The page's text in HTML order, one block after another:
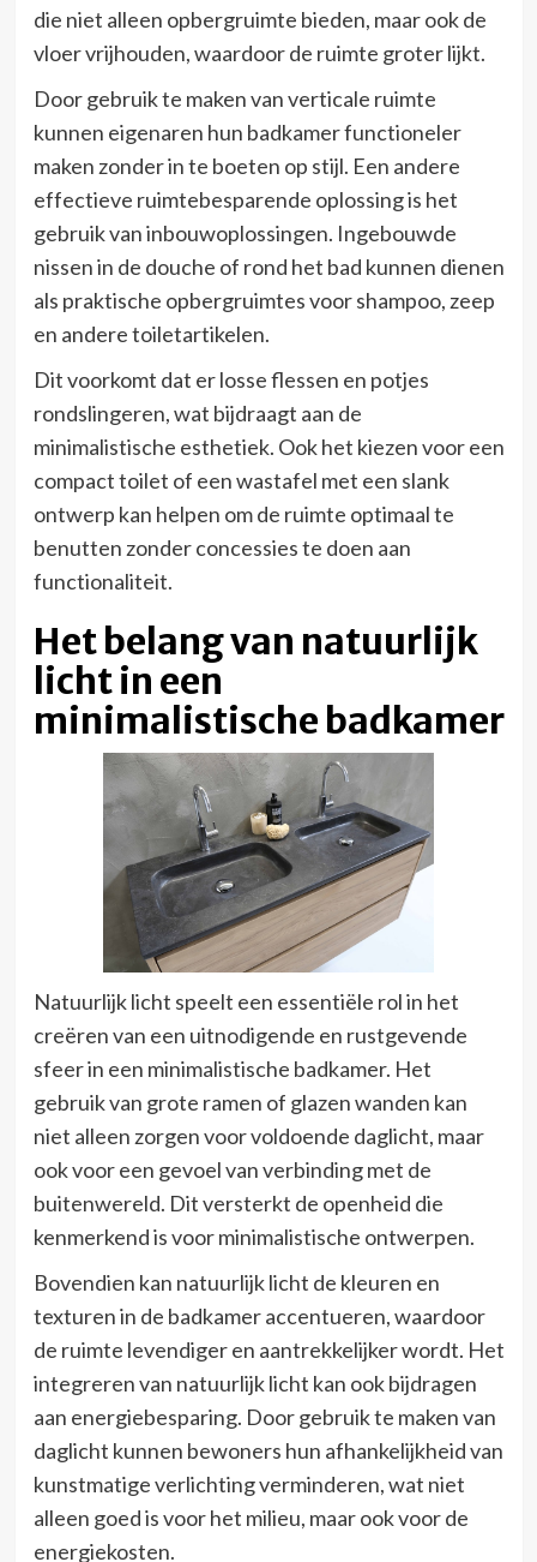
die niet alleen opbergruimte bieden, maar ook de
vloer vrijhouden, waardoor de ruimte groter lijkt.
Door gebruik te maken van verticale ruimte
kunnen eigenaren hun badkamer functioneler
maken zonder in te boeten op stijl. Een andere
effectieve ruimtebesparende oplossing is het
gebruik van inbouwoplossingen. Ingebouwde
nissen in de douche of rond het bad kunnen dienen
als praktische opbergruimtes voor shampoo, zeep
en andere toiletartikelen.
Dit voorkomt dat er losse flessen en potjes
rondslingeren, wat bijdraagt aan de
minimalistische esthetiek. Ook het kiezen voor een
compact toilet of een wastafel met een slank
ontwerp kan helpen om de ruimte optimaal te
benutten zonder concessies te doen aan
functionaliteit.
Het belang van natuurlijk
licht in een
minimalistische badkamer
Natuurlijk licht speelt een essentiële rol in het
creëren van een uitnodigende en rustgevende
sfeer in een minimalistische badkamer. Het
gebruik van grote ramen of glazen wanden kan
niet alleen zorgen voor voldoende daglicht, maar
ook voor een gevoel van verbinding met de
buitenwereld. Dit versterkt de openheid die
kenmerkend is voor minimalistische ontwerpen.
Bovendien kan natuurlijk licht de kleuren en
texturen in de badkamer accentueren, waardoor
de ruimte levendiger en aantrekkelijker wordt. Het
integreren van natuurlijk licht kan ook bijdragen
aan energiebesparing. Door gebruik te maken van
daglicht kunnen bewoners hun afhankelijkheid van
kunstmatige verlichting verminderen, wat niet
alleen goed is voor het milieu, maar ook voor de
energiekosten.